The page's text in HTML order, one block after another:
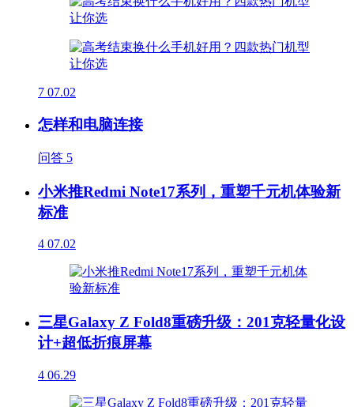
7 07.02
怎样和电脑连接
问答 5
小米推Redmi Note17系列，重塑千元机体验新
标准
4 07.02
三星Galaxy Z Fold8重磅升级：201克轻量化设
计+超低折痕屏幕
4 06.29